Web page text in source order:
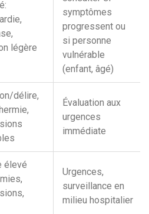
légère
symptômes
progressent ou
si personne
vulnérable
(enfant, âgé)
délire,
Évaluation aux
urgences
immédiate
élevé
Urgences,
surveillance en
milieu hospitalier